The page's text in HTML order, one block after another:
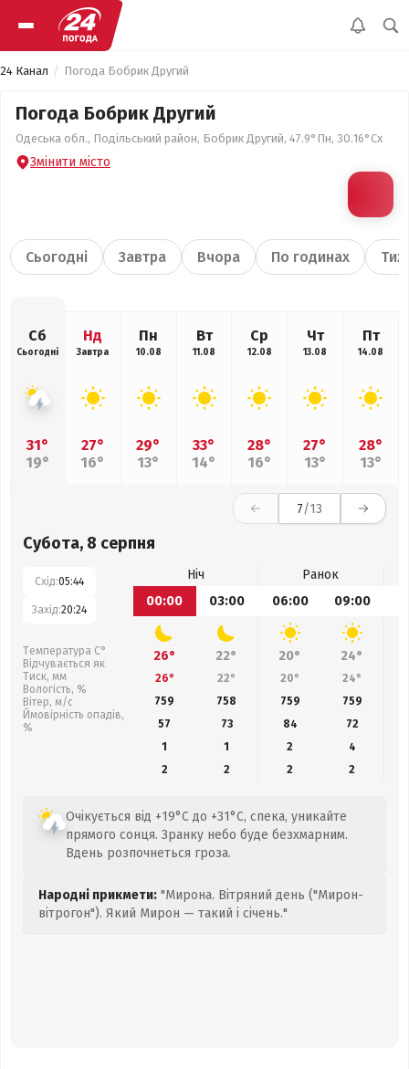
24 Канал Погода Бобрик Другий
Погода Бобрик Другий
Одеська обл., Подільський район, Бобрик Другий, 47.9°Пн, 30.16°Сх
Змінити місто
Сьогодні Завтра Вчора По годинах
Сб
Сьогодні
31°
19°
Нд
Завтра
27°
16°
Пн
10.08
29°
13°
Вт
11.08
33°
14°
Ср
12.08
28°
16°
Чт
13.08
27°
13°
Пт
14.08
28°
13°
7/13
Субота, 8 серпня
Схід:05:44
Захід:20:24
Температура С°
Відчувається як
Тиск, мм
Вологість, %
Вітер, м/с
Ймовірність опадів,
%
Ніч
Ранок
00:00
03:00 06:00 09:00
26° 22° 20° 24°
26° 22° 20° 24°
759
758 759 759
57
73 84 72
1
1 2
4
2
2 2 2
Очікується від +19°C до +31°C, спека, уникайте
прямого сонця. Зранку небо буде безхмарним.
Вдень розпочнеться гроза.
Народні прикмети: "Мирона. Вітряний день ("Мирон-
вітрогон"). Який Мирон — такий і січень."